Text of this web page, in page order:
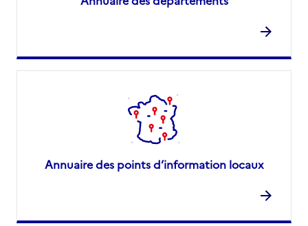
Annuaire des points d’information locaux